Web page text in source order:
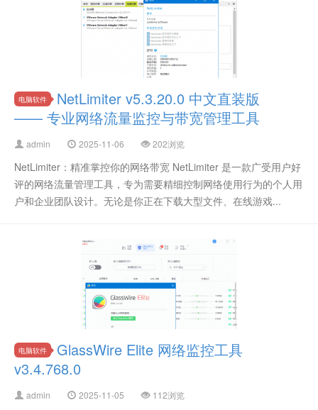
电脑软件
NetLimiter v5.3.20.0 中文直装版
—— 专业网络流量监控与带宽管理工具
admin 2025-11-06 202浏览
NetLimiter：精准掌控你的网络带宽 NetLimiter 是一款广受用户好
评的网络流量管理工具，专为需要精细控制网络使用行为的个人用
户和企业团队设计。无论是你正在下载大型文件、在线游戏...
电脑软件
GlassWire Elite 网络监控工具
v3.4.768.0
admin 2025-11-05 112浏览